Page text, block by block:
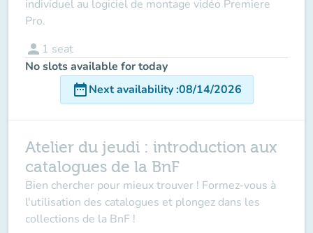
individuel au logiciel de montage vidéo Premiere
Pro.
person 1 seat
No slots available for today
date_rangeNext availability:08/14/2026
Atelier du jeudi : introduction aux
catalogues de la BnF
Bien chercher pour mieux trouver ! Formez-vous à
l'utilisation des catalogues et plongez dans les
collections de la BnF !